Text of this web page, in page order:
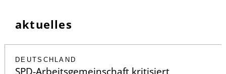
aktuelles
DEUTSCHLAND